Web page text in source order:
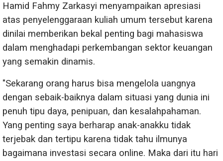
Hamid Fahmy Zarkasyi menyampaikan apresiasi
atas penyelenggaraan kuliah umum tersebut karena
dinilai memberikan bekal penting bagi mahasiswa
dalam menghadapi perkembangan sektor keuangan
yang semakin dinamis.
"Sekarang orang harus bisa mengelola uangnya
dengan sebaik-baiknya dalam situasi yang dunia ini
penuh tipu daya, penipuan, dan kesalahpahaman.
Yang penting saya berharap anak-anakku tidak
terjebak dan tertipu karena tidak tahu ilmunya
bagaimana investasi secara online. Maka dari itu hari